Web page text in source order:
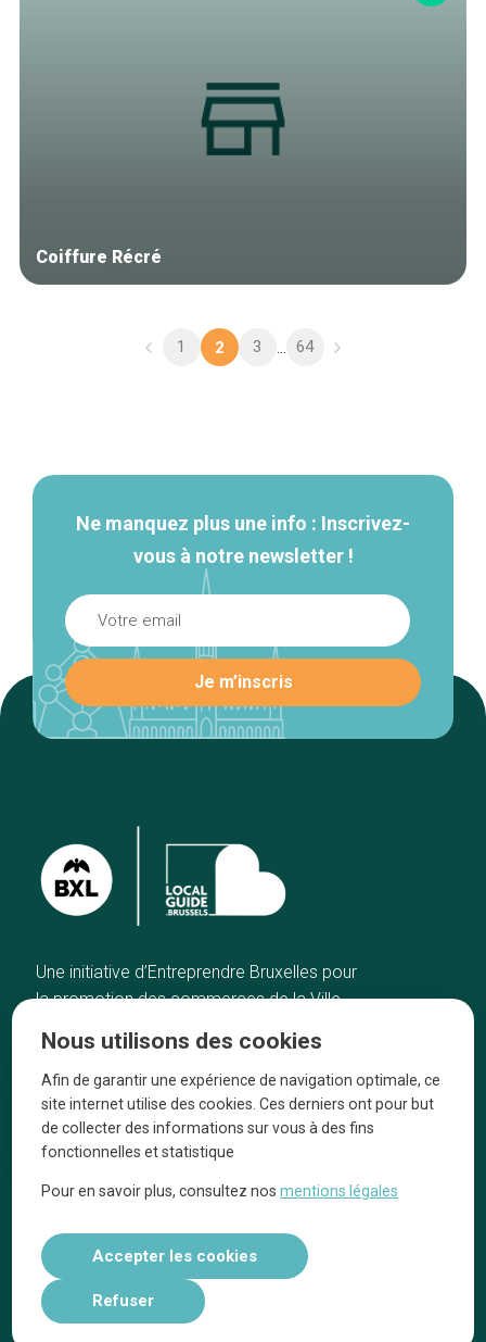
Coiffure Récré
1 2 3 ... 64
Ne manquez plus une info : Inscrivez-
vous à notre newsletter !
Une initiative d’Entreprendre Bruxelles pour
la promotion des commerces de la Ville
Accueil
Bonnes adresses
Quartiers
Blog
Tops 10
Artisans
A propos
On parle de nous
Nous utilisons des cookies
Afin de garantir une expérience de navigation optimale, ce
site internet utilise des cookies. Ces derniers ont pour but
de collecter des informations sur vous à des fins
fonctionnelles et statistique
Pour en savoir plus, consultez nosmentions légales
Accepter les cookies
Refuser